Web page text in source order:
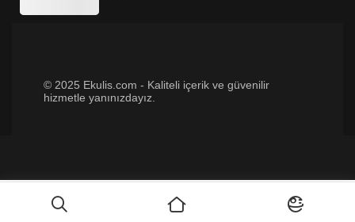
© 2025 Ekulis.com - Kaliteli içerik ve güvenilir
hizmetle yanınızdayız.